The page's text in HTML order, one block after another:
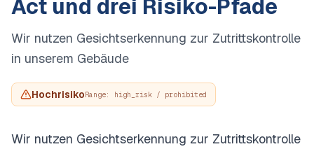
Act und drei Risiko-Pfade
Wir nutzen Gesichtserkennung zur Zutrittskontrolle
in unserem Gebäude
HochrisikoRange: high_risk / prohibited
Wir nutzen Gesichtserkennung zur Zutrittskontrolle